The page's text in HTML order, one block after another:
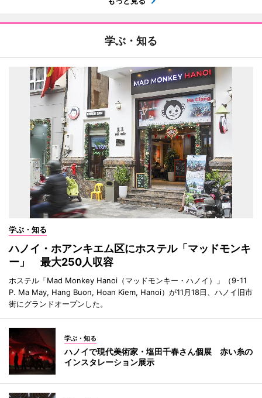
学ぶ・知る
学ぶ・知る
ハノイ・ホアンキエム区にホステル「マッドモンキ
ー」 最大250人収容
ホステル「Mad Monkey Hanoi（マッドモンキー・ハノイ）」（9-11
P. Ma May, Hang Buon, Hoan Kiem, Hanoi）が11月18日、ハノイ旧市
街にグランドオープンした。
学ぶ・知る
ハノイで現代美術家・塩田千春さん個展 赤い糸の
インスタレーション展示